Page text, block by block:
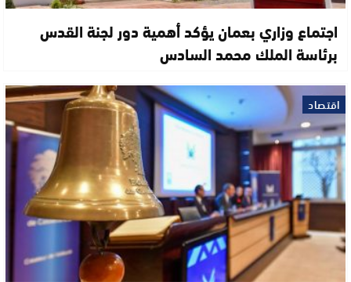
اجتماع وزاري بعمان يؤكد أهمية دور لجنة القدس
برئاسة الملك محمد السادس
اقتصاد